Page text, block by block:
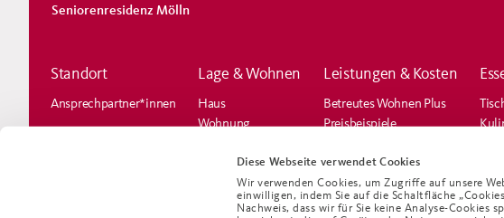
Diese Webseite verwendet Cookies
Wir verwenden Cookies, um Zugriffe auf unsere
einwilligen, indem Sie auf die Schaltfläche
Nachweis, dass wir für Sie keine Analyse-Cookies
Seniorenresidenz Mölln
Standort
Ansprechpartner*innen
Lage & Wohnen
Haus
Wohnung
Umgebung
Leistungen & Kosten
Betreutes Wohnen Plus
Preisbeispiele